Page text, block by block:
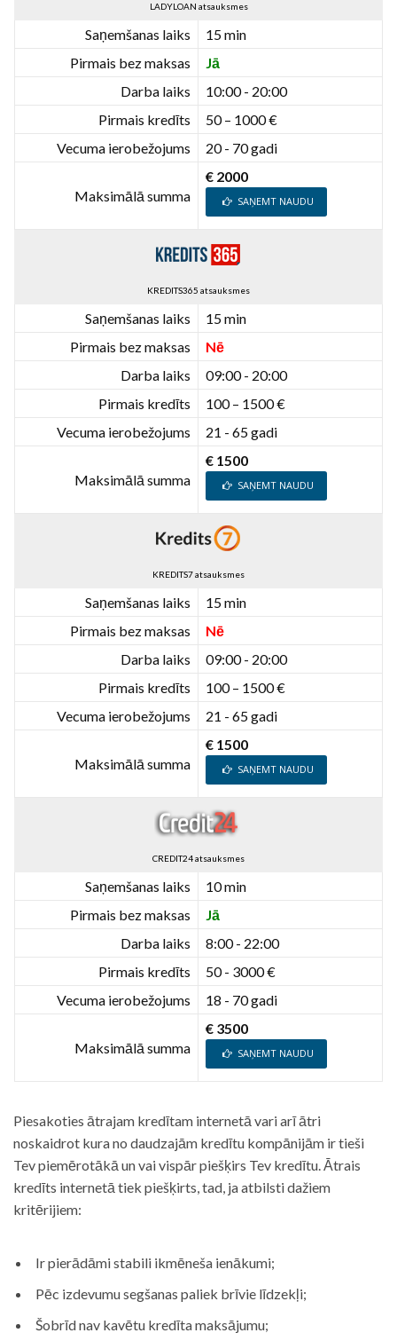
LADYLOAN atsauksmes
Saņemšanas laiks
15 min
Pirmais bez maksas
Jā
Darba laiks
10:00 - 20:00
Pirmais kredīts
50 – 1000 €
Vecuma ierobežojums
20 - 70 gadi
Maksimālā summa
€ 2000
SAŅEMT NAUDU
KREDITS365 atsauksmes
Saņemšanas laiks
15 min
Pirmais bez maksas
Nē
Darba laiks
09:00 - 20:00
Pirmais kredīts
100 – 1500 €
Vecuma ierobežojums
21 - 65 gadi
Maksimālā summa
€ 1500
SAŅEMT NAUDU
KREDITS7 atsauksmes
Saņemšanas laiks
15 min
Pirmais bez maksas
Nē
Darba laiks
09:00 - 20:00
Pirmais kredīts
100 – 1500 €
Vecuma ierobežojums
21 - 65 gadi
Maksimālā summa
€ 1500
SAŅEMT NAUDU
CREDIT24 atsauksmes
Saņemšanas laiks
10 min
Pirmais bez maksas
Jā
Darba laiks
8:00 - 22:00
Pirmais kredīts
50 - 3000 €
Vecuma ierobežojums
18 - 70 gadi
Maksimālā summa
€ 3500
SAŅEMT NAUDU
Piesakoties ātrajam kredītam internetā vari arī ātri
noskaidrot kura no daudzajām kredītu kompānijām ir tieši
Tev piemērotākā un vai vispār piešķirs Tev kredītu. Ātrais
kredīts internetā tiek piešķirts, tad, ja atbilsti dažiem
kritērijiem:
Ir pierādāmi stabili ikmēneša ienākumi;
Pēc izdevumu segšanas paliek brīvie līdzekļi;
Šobrīd nav kavētu kredīta maksājumu;